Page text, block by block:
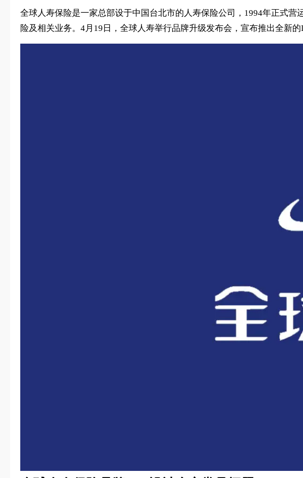
全球人寿保险是一家总部设于中国台北市的人寿保险公司，1994年正式
险及相关业务。4月19日，全球人寿举行品牌升级发布会，宣布推出全新的